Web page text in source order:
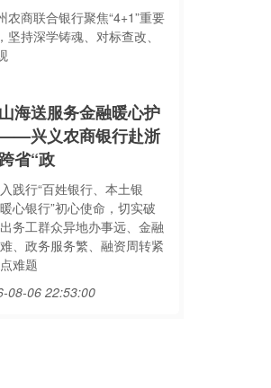
农商联合银行聚焦“4+1”重要
持深学铸魂、对标查改、
海送服务金融暖心护
兴义农商银行赴浙
省“政
践行“百姓银行、本土银
心银行”初心使命，切实破
务工群众异地办事远、金融
、政务服务繁、融资周转紧
难题
08-06 22:53:00